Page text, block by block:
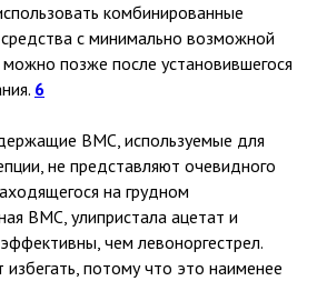
комбинированные
с минимально возможной
можно позже после установившегося
6
ВМС, используемые для
не представляют очевидного
на грудном
ВМС, улипристала ацетат и
чем левоноргестрел.
потому что это наименее